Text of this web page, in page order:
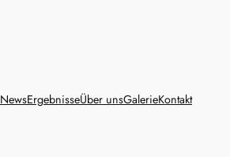
NewsErgebnisseÜber unsGalerieKontakt